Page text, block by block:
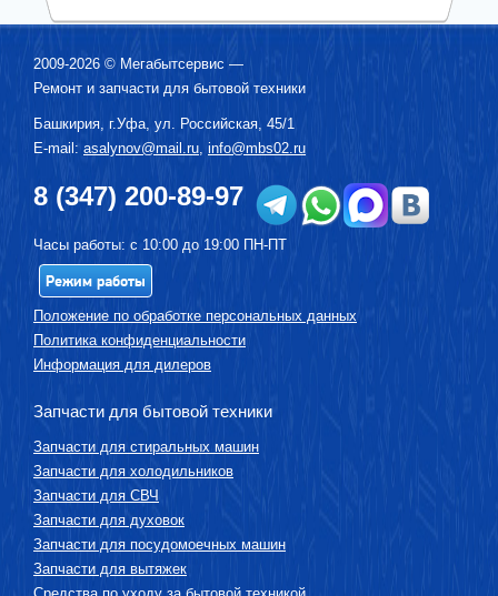
2009-2026 © Мегабытсервис —
Ремонт и запчасти для бытовой техники
Башкирия, г.Уфа, ул. Российская, 45/1
E-mail: asalynov@mail.ru, info@mbs02.ru
8 (347) 200-89-97
Часы работы: с 10:00 до 19:00 ПН-ПТ
Режим работы
Положение по обработке персональных данных
Политика конфиденциальности
Информация для дилеров
Запчасти для бытовой техники
Запчасти для стиральных машин
Запчасти для холодильников
Запчасти для СВЧ
Запчасти для духовок
Запчасти для посудомоечных машин
Запчасти для вытяжек